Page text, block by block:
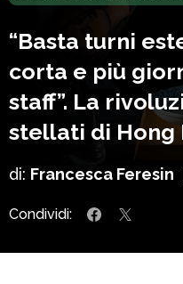
“Basta turni
corta e più
staff”. La
stellati di Hong
di: Francesca Feresin
Condividi: